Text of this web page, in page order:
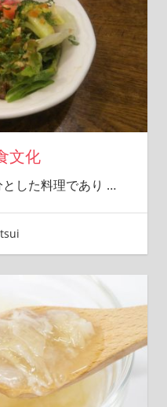
文化
した料理であり …